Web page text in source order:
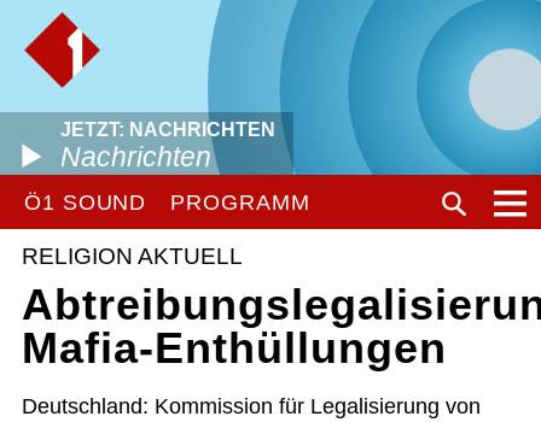
JETZT: NACHRICHTEN
Nachrichten
Ö1 SOUND PROGRAMM
RELIGION AKTUELL
Mafia-Enthüllungen
Deutschland: Kommission für Legalisierung von